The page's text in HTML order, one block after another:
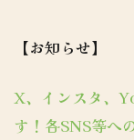
【お知らせ】
X、インスタ、
す！各SNS等へ